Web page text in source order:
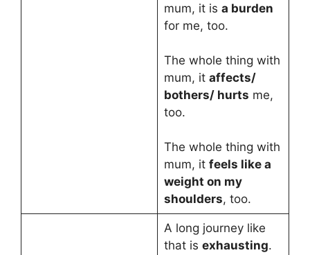
mum, it is a burden
for me, too.
The whole thing with
mum, it affects/
bothers/ hurts me,
too.
The whole thing with
mum, it feels like a
weight on my
shoulders, too.
A long journey like
that is exhausting.